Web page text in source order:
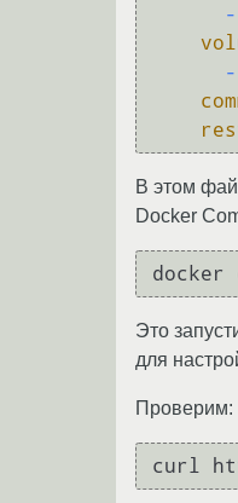
-
-
В этом
Docker
Это
для
Проверим: